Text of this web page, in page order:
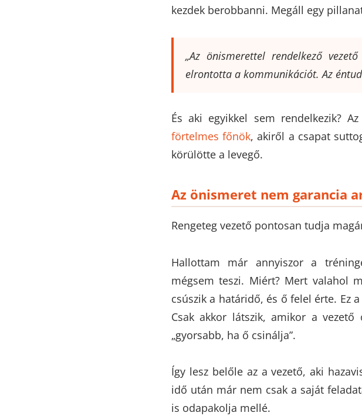
kezdek berobbanni. Megáll egy
„Az önismerettel rendelkező
elrontotta a kommunikációt. Az
És aki egyikkel sem rendelkezik?
förtelmes főnök, akiről a csapat
körülötte a levegő.
Az önismeret nem garancia
Rengeteg vezető pontosan tudja
Hallottam már annyiszor a
mégsem teszi. Miért? Mert valahol
csúszik a határidő, és ő felel érte. Ez
Csak akkor látszik, amikor a
„gyorsabb, ha ő csinálja”.
Így lesz belőle az a vezető, aki
idő után már nem csak a saját
is odapakolja mellé.